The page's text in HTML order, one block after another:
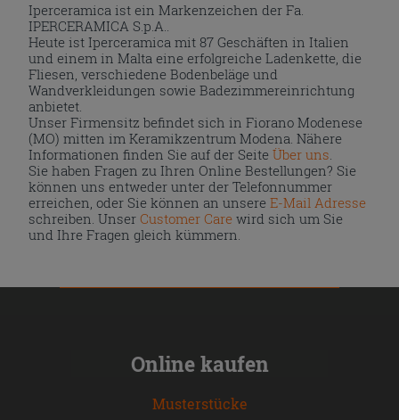
Iperceramica ist ein Markenzeichen der Fa.
IPERCERAMICA S.p.A..
Heute ist Iperceramica mit 87 Geschäften in Italien
und einem in Malta eine erfolgreiche Ladenkette, die
Fliesen, verschiedene Bodenbeläge und
Wandverkleidungen sowie Badezimmereinrichtung
anbietet.
Unser Firmensitz befindet sich in Fiorano Modenese
(MO) mitten im Keramikzentrum Modena. Nähere
Informationen finden Sie auf der Seite Über uns.
Sie haben Fragen zu Ihren Online Bestellungen? Sie
können uns entweder unter der Telefonnummer
erreichen, oder Sie können an unsereE-Mail Adresse
schreiben. UnserCustomer Care wird sich um Sie
und Ihre Fragen gleich kümmern.
Online kaufen
Musterstücke